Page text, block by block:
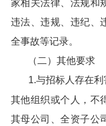
家相关法律、法规和
违法、违规、违纪、
全事故等记录。
（二）其他要求
1.与招标人存在
其他组织或个人，不
其母公司、全资子公